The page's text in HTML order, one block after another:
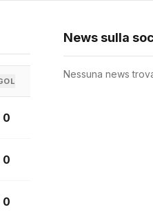
0
0
0
News sulla
Nessuna news